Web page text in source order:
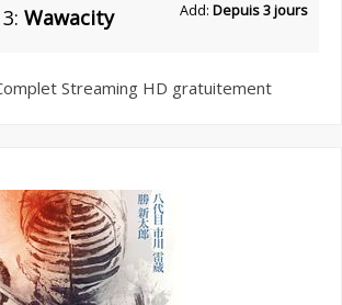
Wawacity Add: Depuis 3 jours
Streaming HD gratuitement